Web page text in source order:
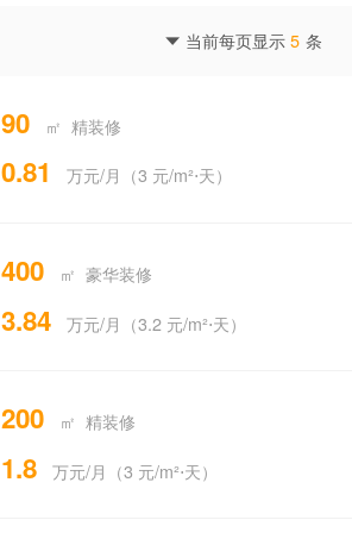
 当前每页显示 5 条
90 ㎡ 精装修
0.81 万元/月（3 元/m²⋅天）
400 ㎡ 豪华装修
3.84 万元/月（3.2 元/m²⋅天）
200 ㎡ 精装修
1.8 万元/月（3 元/m²⋅天）